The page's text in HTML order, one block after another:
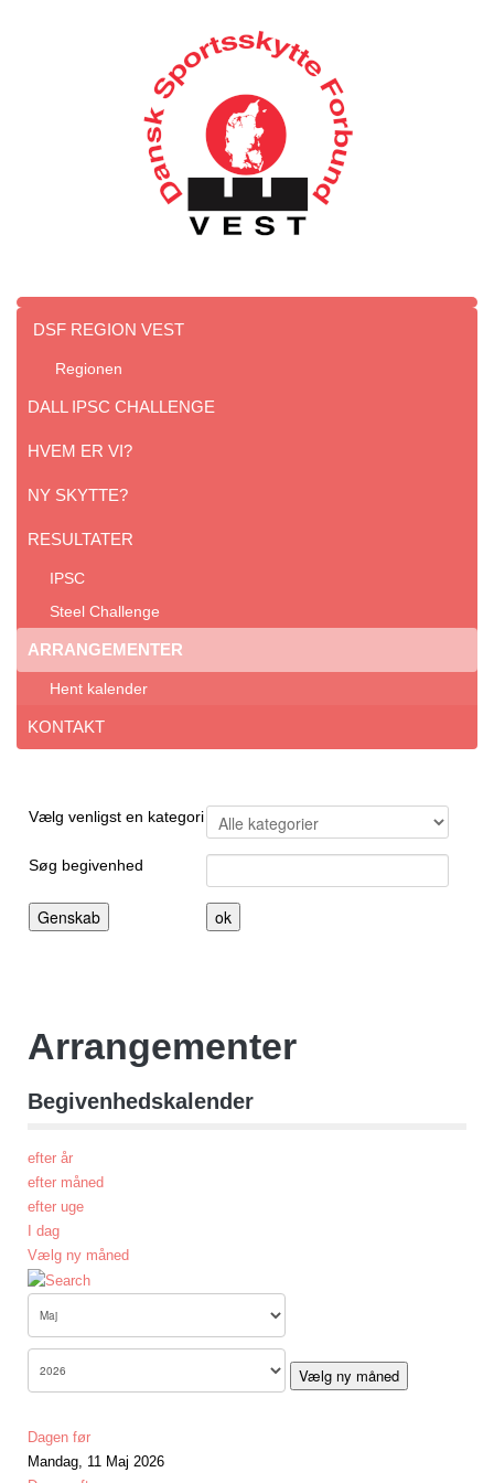
DSF REGION VEST
Regionen
DALL IPSC CHALLENGE
HVEM ER VI?
NY SKYTTE?
RESULTATER
IPSC
Steel Challenge
ARRANGEMENTER
Hent kalender
KONTAKT
Vælg venligst en kategori Filtrér liste efter denne kategory
Søg begivenhed
Arrangementer
Begivenhedskalender
efter år
efter måned
efter uge
I dag
Vælg ny måned
Vælg ny måned
Dagen før
Mandag, 11 Maj 2026